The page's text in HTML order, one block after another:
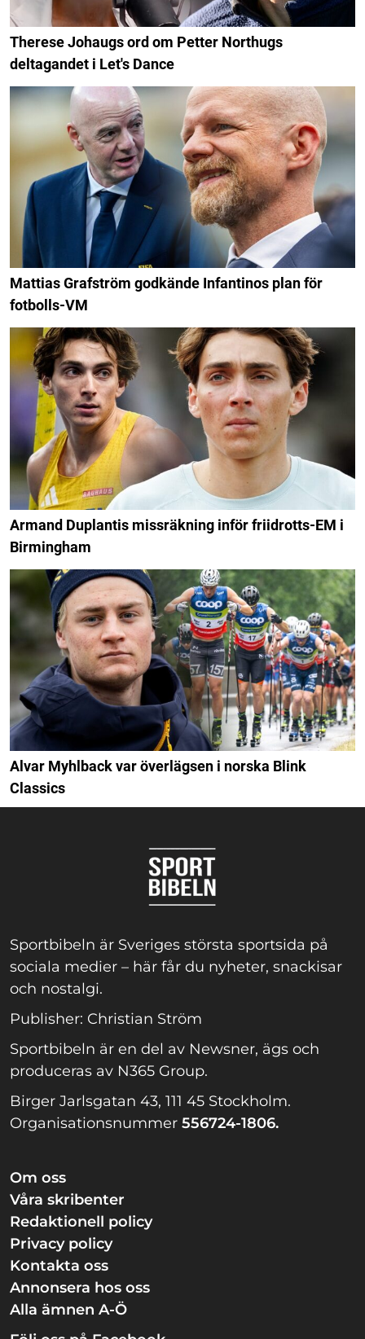
Therese Johaugs ord om Petter Northugs
deltagandet i Let's Dance
Mattias Grafström godkände Infantinos plan för
fotbolls-VM
Armand Duplantis missräkning inför friidrotts-EM i
Birmingham
Alvar Myhlback var överlägsen i norska Blink
Classics
Sportbibeln är Sveriges största sportsida på
sociala medier – här får du nyheter, snackisar
och nostalgi.
Publisher: Christian Ström
Sportbibeln är en del av Newsner, ägs och
produceras av N365 Group.
Birger Jarlsgatan 43, 111 45 Stockholm.
Organisationsnummer 556724-1806.
Om oss
Våra skribenter
Redaktionell policy
Privacy policy
Kontakta oss
Annonsera hos oss
Alla ämnen A-Ö